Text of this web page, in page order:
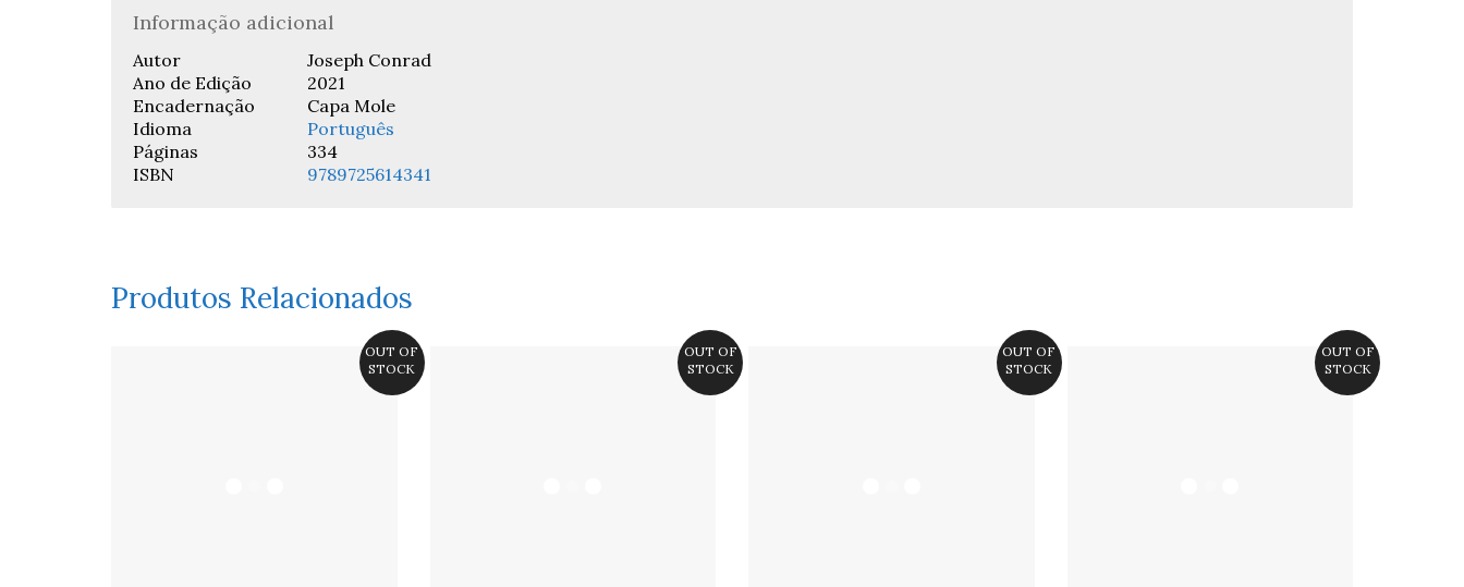
Informação adicional
Autor
Joseph Conrad
Ano de Edição
2021
Encadernação
Capa Mole
Idioma
Português
Páginas
334
ISBN
9789725614341
Produtos Relacionados
OUT OF
STOCK
OUT OF
STOCK
OUT OF
STOCK
OUT OF
STOCK